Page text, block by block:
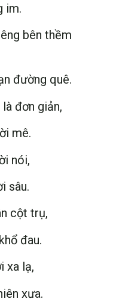
im.
bên thềm
đường quê.
đơn giản,
mê.
nói,
sâu.
cột trụ,
đau.
xa lạ,
xưa.